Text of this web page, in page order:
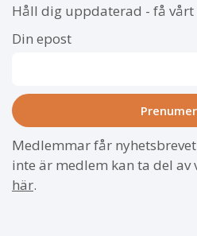
Håll dig uppdaterad - få vårt
Din epost
Medlemmar får
inte är medlem kan ta del av
här.